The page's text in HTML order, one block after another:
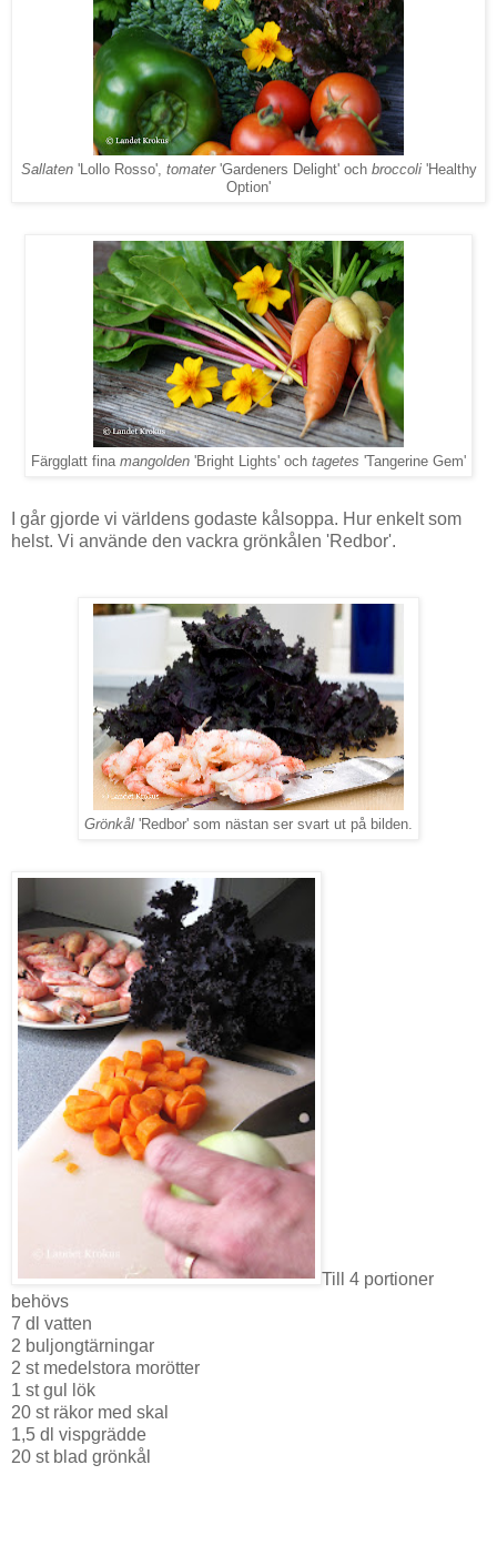
Sallaten'Lollo Rosso', tomater'Gardeners Delight' och broccoli'Healthy
Option'
Färgglatt fina mangolden 'Bright Lights' och tagetes 'Tangerine Gem'
I går gjorde vi världens godaste kålsoppa. Hur enkelt som
helst. Vi använde den vackra grönkålen 'Redbor'.
Grönkål 'Redbor' som nästan ser svart ut på bilden.
Till 4 portioner
behövs
7 dl vatten
2 buljongtärningar
2 st medelstora morötter
1 st gul lök
20 st räkor med skal
1,5 dl vispgrädde
20 st blad grönkål